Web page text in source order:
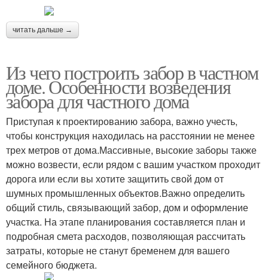
читать дальше →
Из чего построить забор в частном
доме. Особенности возведения
забора для частного дома
Приступая к проектированию забора, важно учесть,
чтобы конструкция находилась на расстоянии не менее
трех метров от дома.Массивные, высокие заборы также
можно возвести, если рядом с вашим участком проходит
дорога или если вы хотите защитить свой дом от
шумных промышленных объектов.Важно определить
общий стиль, связывающий забор, дом и оформление
участка. На этапе планирования составляется план и
подробная смета расходов, позволяющая рассчитать
затраты, которые не станут бременем для вашего
семейного бюджета.